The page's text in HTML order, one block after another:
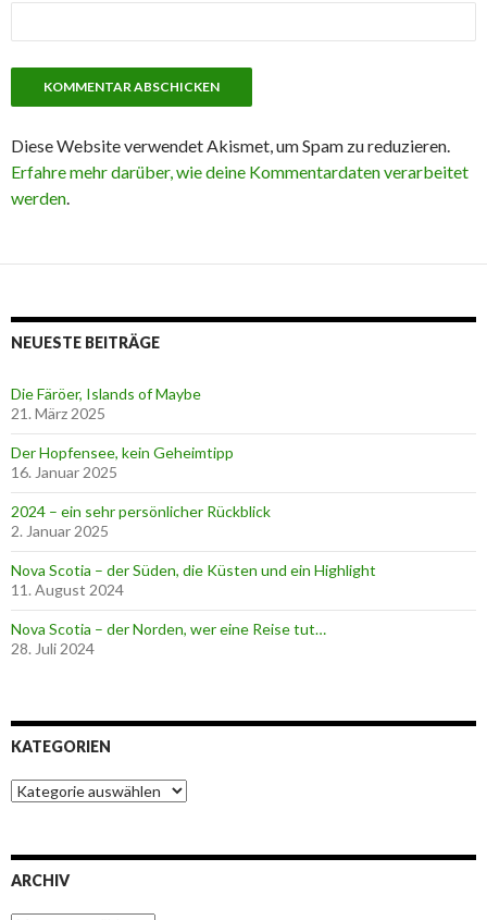
Diese Website verwendet Akismet, um Spam zu reduzieren.
Erfahre mehr darüber, wie deine Kommentardaten verarbeitet
werden.
NEUESTE BEITRÄGE
Die Färöer, Islands of Maybe
21. März 2025
Der Hopfensee, kein Geheimtipp
16. Januar 2025
2024 – ein sehr persönlicher Rückblick
2. Januar 2025
Nova Scotia – der Süden, die Küsten und ein Highlight
11. August 2024
Nova Scotia – der Norden, wer eine Reise tut…
28. Juli 2024
KATEGORIEN
K
a
o
ARCHIV